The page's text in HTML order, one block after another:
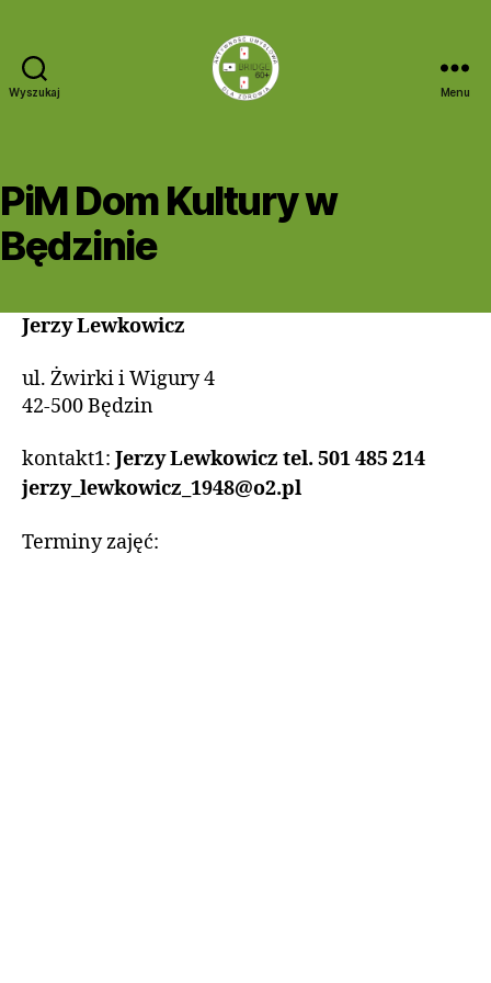
Wyszukaj Menu
PiM Dom Kultury w
Będzinie
Jerzy Lewkowicz
ul. Żwirki i Wigury 4
42-500 Będzin
kontakt1: Jerzy Lewkowicz tel. 501 485 214
jerzy_lewkowicz_1948@o2.pl
Terminy zajęć: